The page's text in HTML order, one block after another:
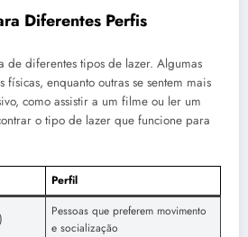
Diferentes Perfis
de diferentes tipos de lazer. Algumas
enquanto outras se sentem mais
como assistir a um filme ou ler um
o tipo de lazer que funcione para
Perfil
Pessoas que preferem movimento
e socialização